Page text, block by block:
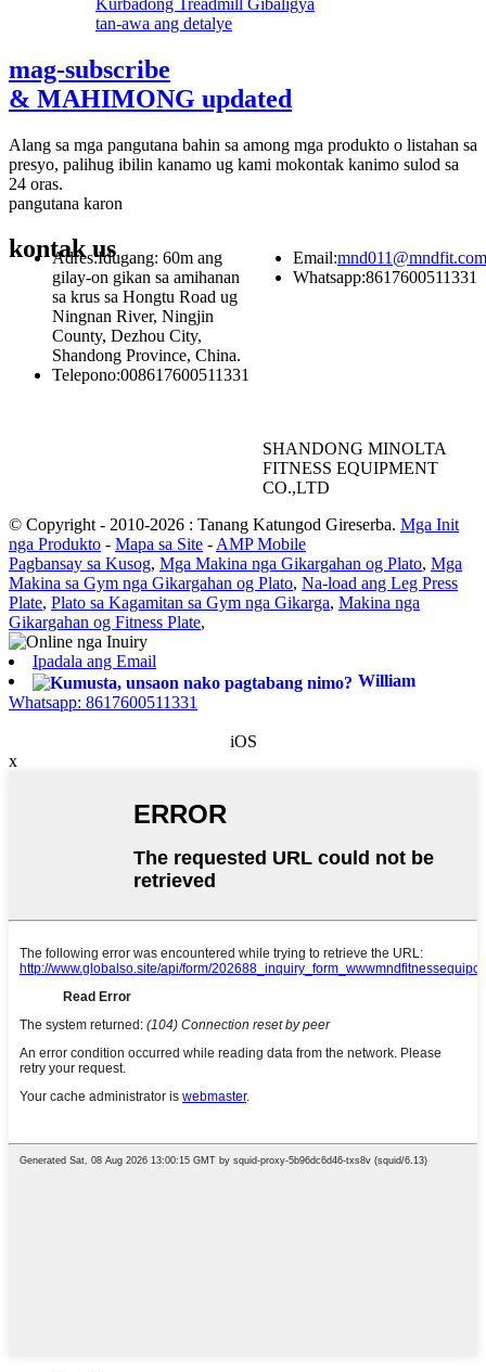
tan-awa ang detalye
mag-subscribe
& MAHIMONG updated
Alang sa mga pangutana bahin sa among mga produkto o listahan sa
presyo, palihug ibilin kanamo ug kami mokontak kanimo sulod sa
24 oras.
pangutana karon
kontakus
Adres:Idugang: 60m ang
gilay-on gikan sa amihanan
sa krus sa Hongtu Road ug
Ningnan River, Ningjin
County, Dezhou City,
Shandong Province, China.
Telepono:008617600511331
Email:mnd011@mndfit.com
Whatsapp:8617600511331
SHANDONG MINOLTA
FITNESS EQUIPMENT
CO.,LTD
© Copyright - 2010-2026 : Tanang Katungod Gireserba. Mga Init
nga Produkto - Mapa sa Site - AMP Mobile
Pagbansay sa Kusog, Mga Makina nga Gikargahan og Plato, Mga
Makina sa Gym nga Gikargahan og Plato, Na-load ang Leg Press
Plate, Plato sa Kagamitan sa Gym nga Gikarga, Makina nga
Gikargahan og Fitness Plate,
Ipadala ang Email
William
Whatsapp: 8617600511331
iOS
x